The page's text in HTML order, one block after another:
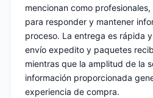
mencionan como
para responder y mantener
proceso. La entrega es rápida
envío expedito y paquetes
mientras que la amplitud de la
información proporcionada
experiencia de compra.